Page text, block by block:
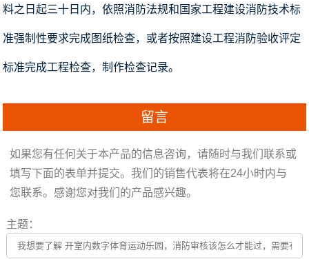
料之日起三十日内，依照消防法规和国家工程建设消防技术标
准强制性要求完成图纸检查，或者按照建设工程消防验收评定
标准完成工程检查，制作检查记录。
留言
如果您有任何关于本产品的信息咨询，请随时与我们联系或
填写下面的表单并提交。我们的销售代表将在24小时内与
您联系。感谢您对我们的产品感兴趣。
主题：